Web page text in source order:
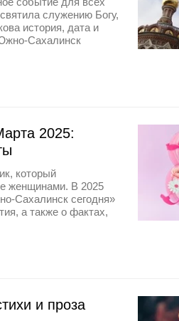
служению Богу,
история, дата и
Сахалинск
2025:
который
женщинами. В 2025
Сахалинск сегодня»
а также о фактах,
и проза